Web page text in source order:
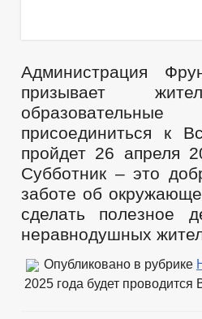
Администрация
призывает
присоединиться к
пройдет 26 апреля
Субботник – это
заботе об
сделать полезное
неравнодушных
Опубликовано в рубрике
2025 года будет проводится